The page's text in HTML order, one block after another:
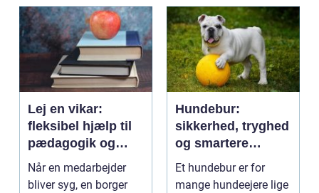
Lej en vikar:
fleksibel hjælp til
pædagogik og
sundhed
Når en medarbejder
bliver syg, en borger
Hundebur:
sikkerhed, tryghed
og smartere
hverdag med hund
Et hundebur er for
mange hundeejere lige